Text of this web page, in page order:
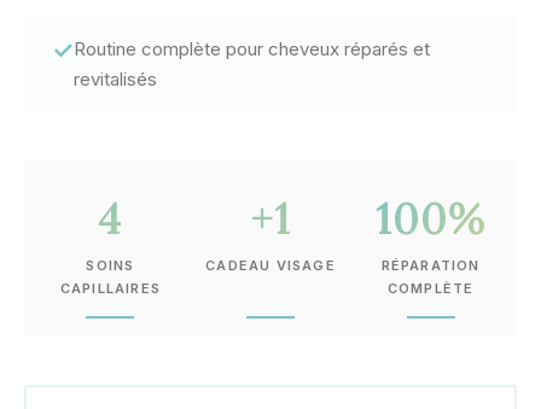
✓Routine complète pour cheveux réparés et
revitalisés
4
SOINS
CAPILLAIRES
+1
CADEAU VISAGE
100%
RÉPARATION
COMPLÈTE